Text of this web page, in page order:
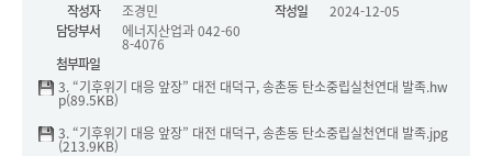
작성자 조경민 작성일
2024-12-05
담당부서
에너지산업과042-60
8-4076
첨부파일
3. “기후위기 대응 앞장” 대전 대덕구, 송촌동 탄소중립실천연대 발족.hw
p(89.5KB)
3. “기후위기 대응 앞장” 대전 대덕구, 송촌동 탄소중립실천연대 발족.jpg
(213.9KB)